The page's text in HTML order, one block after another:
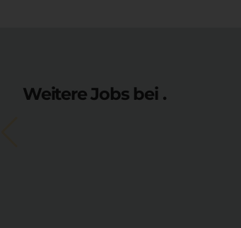
Weitere Jobs bei .